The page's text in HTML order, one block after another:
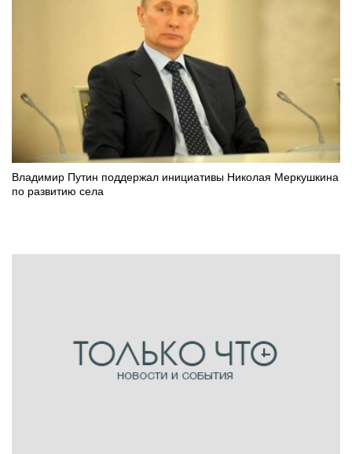
Владимир Путин поддержал инициативы Николая Меркушкина
по развитию села